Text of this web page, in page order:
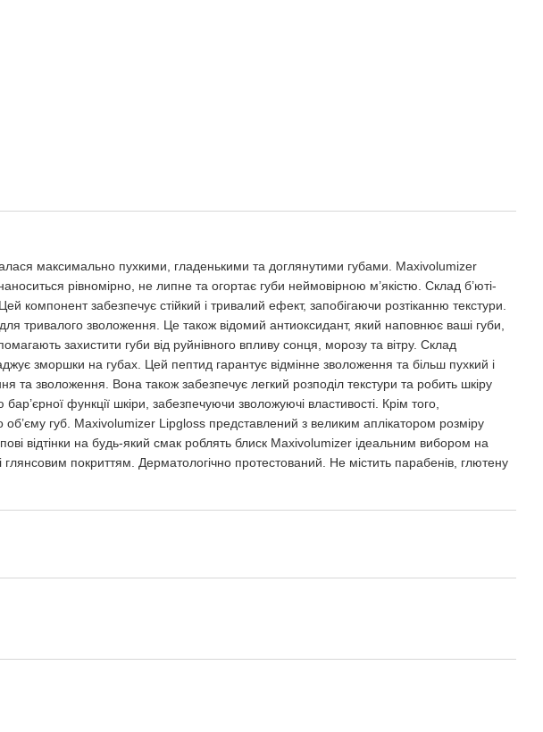
максимально пухкими, гладенькими та доглянутими губами. Maxivolumizer
рівномірно, не липне та огортає губи неймовірною м’якістю. Склад б’юті-
компонент забезпечує стійкий і тривалий ефект, запобігаючи розтіканню текстури.
тривалого зволоження. Це також відомий антиоксидант, який наповнює ваші губи,
захистити губи від руйнівного впливу сонця, морозу та вітру. Склад
зморшки на губах. Цей пептид гарантує відмінне зволоження та більш пухкий і
та зволоження. Вона також забезпечує легкий розподіл текстури та робить шкіру
функції шкіри, забезпечуючи зволожуючі властивості. Крім того,
губ. Maxivolumizer Lipgloss представлений з великим аплікатором розміру
відтінки на будь-який смак роблять блиск Maxivolumizer ідеальним вибором на
покриттям. Дерматологічно протестований. Не містить парабенів, глютену